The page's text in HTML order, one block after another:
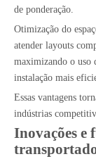
de ponderação.
Otimização do
atender layouts
maximizando o uso
instalação mais
Essas vantagens
indústrias
Inovações e